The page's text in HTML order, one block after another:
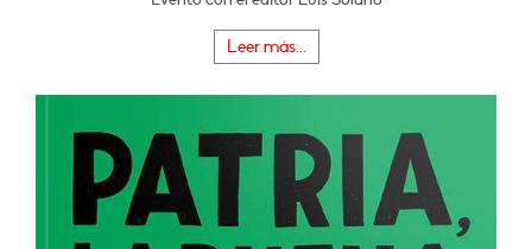
Leer más...